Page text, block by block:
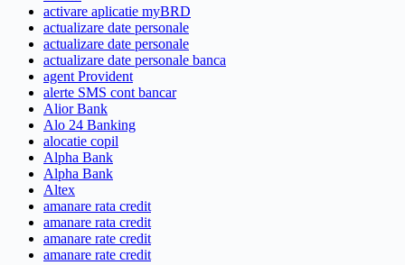
activare aplicatie myBRD
actualizare date personale
actualizare date personale
actualizare date personale banca
agent Provident
alerte SMS cont bancar
Alior Bank
Alo 24 Banking
alocatie copil
Alpha Bank
Alpha Bank
Altex
amanare rata credit
amanare rata credit
amanare rate credit
amanare rate credit